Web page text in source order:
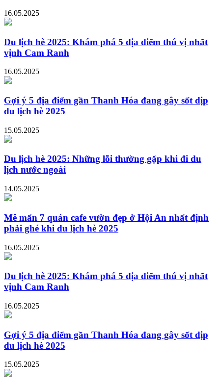
16.05.2025
Du lịch hè 2025: Khám phá 5 địa điểm thú vị nhất
vịnh Cam Ranh
16.05.2025
Gợi ý 5 địa điểm gần Thanh Hóa đang gây sốt dịp
du lịch hè 2025
15.05.2025
Du lịch hè 2025: Những lỗi thường gặp khi đi du
lịch nước ngoài
14.05.2025
Mê mẩn 7 quán cafe vườn đẹp ở Hội An nhất định
phải ghé khi du lịch hè 2025
16.05.2025
Du lịch hè 2025: Khám phá 5 địa điểm thú vị nhất
vịnh Cam Ranh
16.05.2025
Gợi ý 5 địa điểm gần Thanh Hóa đang gây sốt dịp
du lịch hè 2025
15.05.2025